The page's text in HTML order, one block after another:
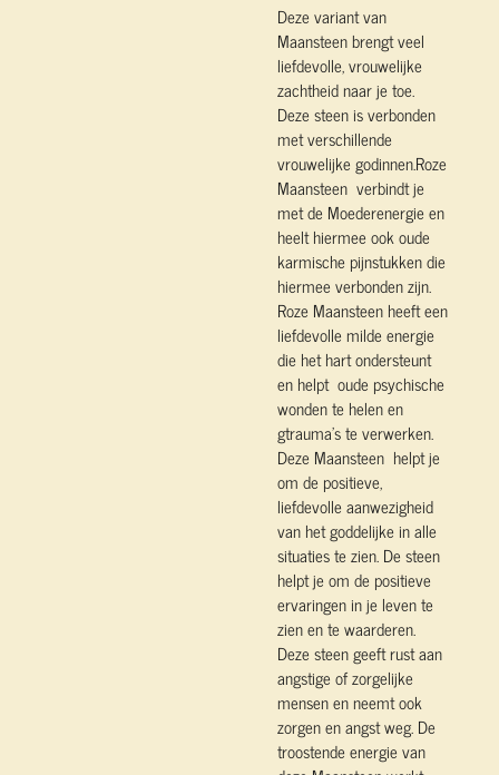
Deze variant van
Maansteen brengt veel
liefdevolle, vrouwelijke
zachtheid naar je toe.
Deze steen is verbonden
met verschillende
vrouwelijke godinnen.Roze
Maansteen verbindt je
met de Moederenergie en
heelt hiermee ook oude
karmische pijnstukken die
hiermee verbonden zijn.
Roze Maansteen heeft een
liefdevolle milde energie
die het hart ondersteunt
en helpt oude psychische
wonden te helen en
gtrauma's te verwerken.
Deze Maansteen helpt je
om de positieve,
liefdevolle aanwezigheid
van het goddelijke in alle
situaties te zien. De steen
helpt je om de positieve
ervaringen in je leven te
zien en te waarderen.
Deze steen geeft rust aan
angstige of zorgelijke
mensen en neemt ook
zorgen en angst weg. De
troostende energie van